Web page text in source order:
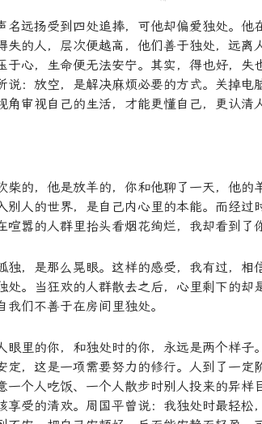
名远扬受到四处追捧，可他却偏爱独处。
的人，层次便越高，他们善于独处，远离
于心，生命便无法安宁。其实，得也好，失
：放空，是解决麻烦必要的方式。关掉电
审视自己的生活，才能更懂自己，更认清
柴的，他是放羊的，你和他聊了一天，他
别人的世界，是自己内心里的本能。而经过
喧嚣的人群里抬头看烟花绚烂，我却看到了
独，是那么晃眼。这样的感受，我有过，
。当狂欢的人群散去之后，心里剩下的却
们不善于在房间里独处。
眼里的你，和独处时的你，永远是两个样子
定，这是一项需要努力的修行。人到了一定
一个人吃饭、一个人散步时别人投来的异
享受的清欢。周国平曾说：我独处时最轻松